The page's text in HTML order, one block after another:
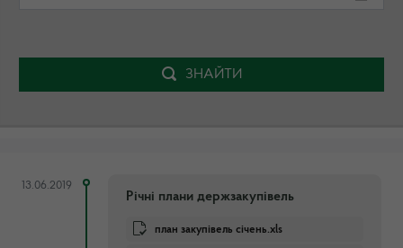
ЗНАЙТИ
13.06.2019
Річні плани держзакупівель
план закупівель січень.xls